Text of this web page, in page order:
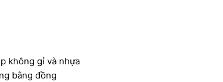
không gỉ và nhựa
bằng đồng